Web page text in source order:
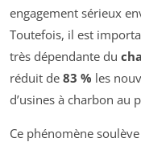
engagement sérieux
Toutefois, il est
très dépendante du
réduit de 83 % les
d’usines à charbon au
Ce phénomène